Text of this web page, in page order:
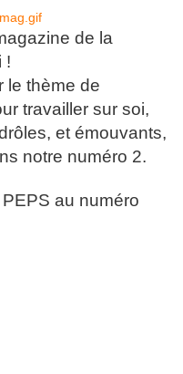
de la
!
le thème de
travailler sur soi,
et émouvants,
notre numéro 2.
au numéro